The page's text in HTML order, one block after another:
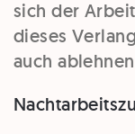
sich der
dieses
auch